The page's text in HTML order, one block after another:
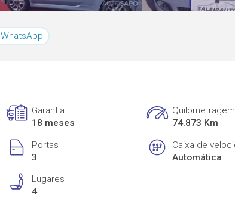
WhatsApp
Garantia
18 meses
Quilometragem
74.873 Km
Portas
3
Caixa de
Automática
Lugares
4